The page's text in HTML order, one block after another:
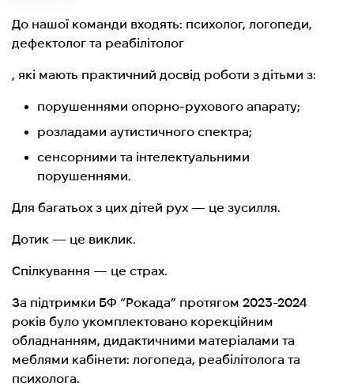
До нашої команди входять: психолог, логопеди,
дефектолог та реабілітолог
, які мають практичний досвід роботи з дітьми з:
порушеннями опорно-рухового апарату;
розладами аутистичного спектра;
сенсорними та інтелектуальними
порушеннями.
Для багатьох з цих дітей рух — це зусилля.
Дотик — це виклик.
Спілкування — це страх.
За підтримки БФ “Рокада” протягом 2023-2024
років було укомплектовано корекційним
обладнанням, дидактичними матеріалами та
меблями кабінети: логопеда, реабілітолога та
психолога.